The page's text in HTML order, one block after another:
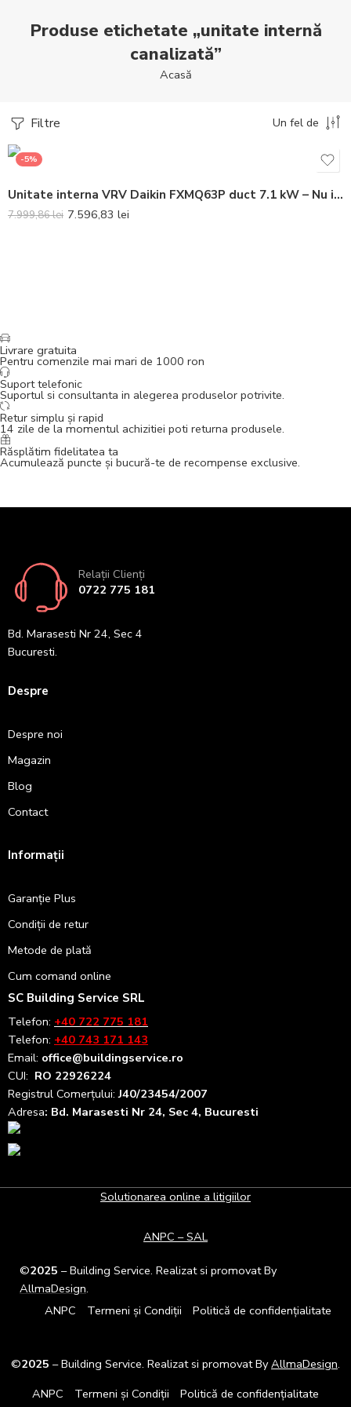
Produse etichetate „unitate internă
canalizată”
Acasă
Filtre Un fel de
-5%
Unitate interna VRV Daikin FXMQ63P duct 7.1 kW – Nu include telecomanda
7.999,86lei 7.596,83 lei
Livrare gratuita
Pentru comenzile mai mari de 1000 ron
Suport telefonic
Suportul si consultanta in alegerea produselor potrivite.
Retur simplu și rapid
14 zile de la momentul achizitiei poti returna produsele.
Răsplătim fidelitatea ta
Acumulează puncte și bucură-te de recompense exclusive.
Relații Clienți
0722 775 181
Bd. Marasesti Nr 24, Sec 4
Bucuresti.
Despre
Despre noi
Magazin
Blog
Contact
Informații
Garanție Plus
Condiții de retur
Metode de plată
Cum comand online
SC Building Service SRL
Telefon: +40 722 775 181
Telefon: +40 743 171 143
Email: office@buildingservice.ro
CUI: RO 22926224
Registrul Comerțului:J40/23454/2007
Adresa: Bd. Marasesti Nr 24, Sec 4, Bucuresti
Solutionarea online a litigiilor
ANPC – SAL
©2025 – Building Service. Realizat si promovat By
AllmaDesign.
ANPC
Termeni și Condiții Politică de confidențialitate
©2025 – Building Service. Realizat si promovat ByAllmaDesign.
ANPC
Termeni și Condiții Politică de confidențialitate